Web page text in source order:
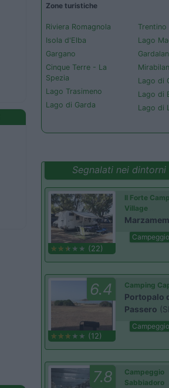
Zone turistiche
Riviera Romagnola
Isola d'Elba
Gargano
Cinque Terre - La
Spezia
Lago Trasimeno
Lago di Garda
Trentino
Lago
Lago di
Lago di
Lago di
Segnalati nei dintorni
(22)
Il Forte
Village
Campeggio
6.4
(12)
Camping
Portopalo
Passero
Campeggio
7.8
Campeggio
Sabbiadoro